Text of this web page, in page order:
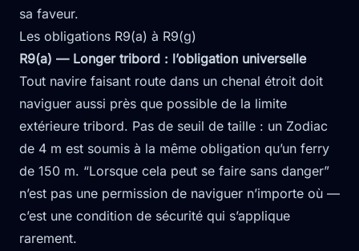
sa faveur.
Les obligations R9(a) à R9(g)
R9(a) — Longer tribord : l’obligation universelle
Tout navire faisant route dans un chenal étroit doit
naviguer aussi près que possible de la limite
extérieure tribord. Pas de seuil de taille : un Zodiac
de 4 m est soumis à la même obligation qu’un ferry
de 150 m. “Lorsque cela peut se faire sans danger”
n’est pas une permission de naviguer n’importe où —
c’est une condition de sécurité qui s’applique
rarement.